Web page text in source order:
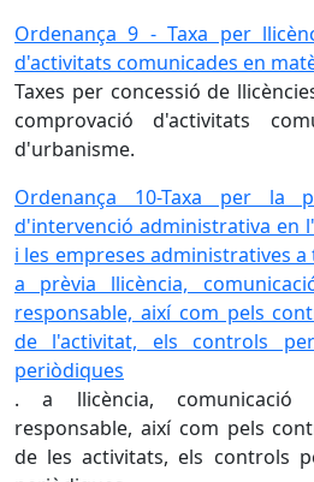
Ordenança 9 - Taxa per
d'activitats comunicades en
Taxes per concessió de
comprovació d'activitats
d'urbanisme.
Ordenança 10-Taxa per la
d'intervenció administrativa en
i les empreses administratives
a prèvia llicència,
responsable, així com pels
de l'activitat, els controls
periòdiques
. a llicència, comunicació
responsable, així com pels
de les activitats, els controls